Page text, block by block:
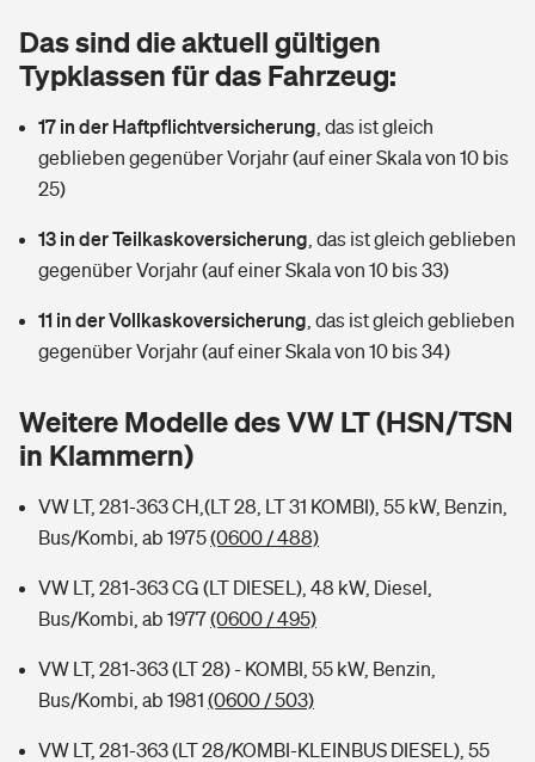
Tools
Wer versichert was: Jetzt Versicherer finden
Sie haben Fragen?
Glasversicherung
Mietkautionsversicherung
Restkreditversicherung
Hochwasser-Check: Wie gefährdet ist Ihr Haus?
Wer versichert was: Jetzt Versicherer finden
Sie haben Fragen?
Kinderunfall­ver­si­che­rung
Kinderinvalidität
Hundehalter-Haftpflicht
Private Cyberversicherung
Musikinstrumentenversicherung
Zur Übersicht
Tools
Kinderunfall-Check: Mehr Sicherheit für deine Kids
Dread-Disease-Versicherung
Tierkrankenversicherung
Zur Übersicht
Tools
Wer versichert was: Jetzt Versicherer finden
Sie haben Fragen?
Rentenrechner: Wie viel Geld bekomme ich im Alter?
Das sind die aktuell gültigen
Typklassen für das Fahrzeug:
17 in der Haftpflichtversicherung das ist gleich
geblieben gegenüber Vorjahr (auf einer Skala von 10 bis
25)
13 in der Teilkaskoversicherung das ist gleich geblieben
gegenüber Vorjahr (auf einer Skala von 10 bis 33)
11 in der Vollkaskoversicherung das ist gleich geblieben
gegenüber Vorjahr (auf einer Skala von 10 bis 34)
Weitere Modelle des VW LT (HSN/TSN
in Klammern)
VW LT, 281-363 CH,(LT 28, LT 31 KOMBI), 55 kW, Benzin,
Bus/Kombi, ab 1975(0600 / 488)
VW LT, 281-363 CG (LT DIESEL), 48 kW, Diesel,
Bus/Kombi, ab 1977(0600 / 495)
VW LT, 281-363 (LT 28) - KOMBI, 55 kW, Benzin,
Bus/Kombi, ab 1981 (0600 / 503)
VW LT, 281-363 (LT 28/KOMBI-KLEINBUS DIESEL), 55